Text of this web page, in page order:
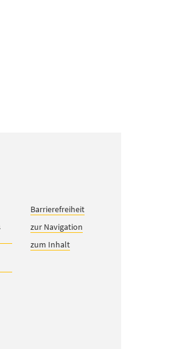
Barrierefreiheit
zur Navigation
zum Inhalt